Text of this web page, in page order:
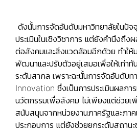
ดังนั้นการจัดอันดับมหาวิทยาลัยในปัจ
ประเมินในเชิงวิชาการ แต่ยังคำนึงถึง
ต่อสังคมและสิ่งแวดล้อมอีกด้วย ทำให้
พัฒนาและปรับตัวอยู่เสมอเพื่อให้เท่าทั
ระดับสากล เพราะฉะนั้นการจัดอันดับ
Innovation ซึ่งเป็นการประเมินผลกา
นวัตกรรมเพื่อสังคม ไม่เพียงแต่ช่วยเ
สนับสนุนจากหน่วยงานภาครัฐและภา
ประกอบการ แต่ยังช่วยยกระดับสถาน